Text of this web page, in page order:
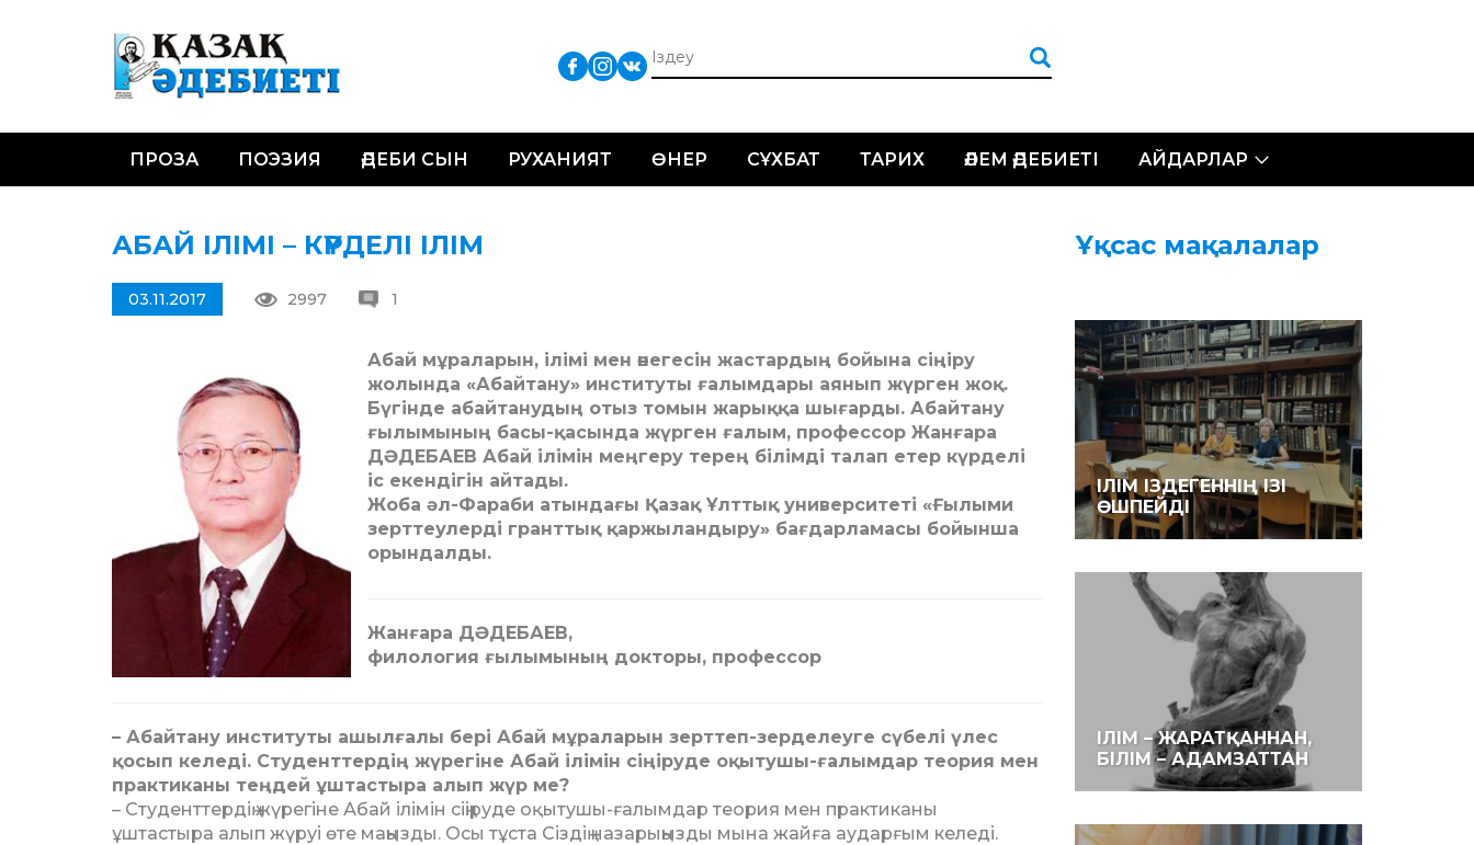
ПРОЗА ПОЭЗИЯ ӘДЕБИ СЫН РУХАНИЯТ ӨНЕР СҰХБАТ ТАРИХ ӘЛЕМ ӘДЕБИЕТІ АЙДАРЛАР
АБАЙ ІЛІМІ – КҮРДЕЛІ ІЛІМ
03.11.2017 2997 1
Абай мұраларын, ілімі мен өнегесін жастардың бойына сіңіру
жолында «Абайтану» институты ғалымдары аянып жүрген жоқ.
Бүгінде абайтанудың отыз томын жарыққа шығарды. Абайтану
ғылымының басы-қасында жүрген ғалым, профессор Жанғара
ДӘДЕБАЕВ Абай ілімін меңгеру терең білімді талап етер күрделі
іс екендігін айтады.
Жоба әл-Фараби атындағы Қазақ Ұлт­тық университеті «Ғылыми
зерт­теулерді гранттық қаржыландыру» бағ­дарламасы бойынша
орындалды.
Жанғара ДӘДЕБАЕВ,
филология ғылымының докторы, профессор
– Абайтану институты ашылғалы бе­рі Абай мұраларын зерттеп-зер­де­леу­ге сүбелі үлес
қосып келеді. Сту­дент­тердің жүрегіне Абай ілімін сіңіру­де оқытушы-ғалымдар теория мен
практиканы теңдей ұштастыра алып жүр ме?
– Студенттердің жүрегіне Абай ілі­мін сіңіруде оқытушы-ғалымдар теория мен практиканы
ұштастыра алып жүруі өте маңызды. Осы тұста Сіз­дің назарыңызды мына жайға аударғым келеді.
Ұқсас мақалалар
ІЛІМ ІЗДЕГЕННІҢ ІЗІ
ӨШПЕЙДІ
ІЛІМ – ЖАРАТҚАННАН,
БІЛІМ – АДАМЗАТТАН